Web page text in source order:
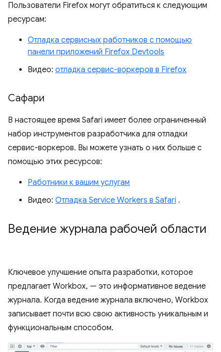
Пользователи Firefox могут обратиться к следующим
ресурсам:
Отладка сервисных работников с помощью
панели приложений Firefox Devtools
Видео: отладка сервис-воркеров в Firefox
Сафари
В настоящее время Safari имеет более ограниченный
набор инструментов разработчика для отладки
сервис-воркеров. Вы можете узнать о них больше с
помощью этих ресурсов:
Работники к вашим услугам
Видео: Отладка Service Workers в Safari .
Ведение журнала рабочей области
Ключевое улучшение опыта разработки, которое
предлагает Workbox, — это информативное ведение
журнала. Когда ведение журнала включено, Workbox
записывает почти всю свою активность уникальным и
функциональным способом.